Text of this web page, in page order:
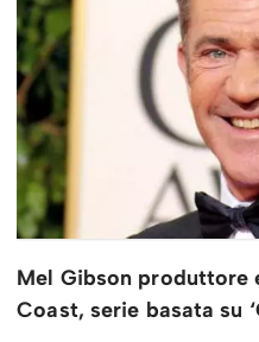
Mel Gibson produttore
Coast, serie basata su